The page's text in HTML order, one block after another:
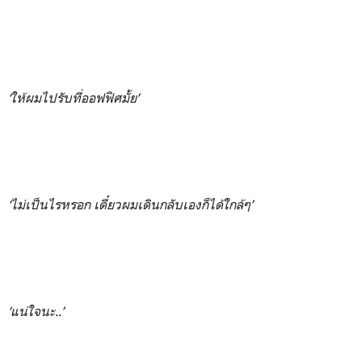
‘ให้ผมไปรับที่ออฟฟิศมั้ย’
‘ไม่เป็นไรหรอก เดี๋ยวผมเดินกลับเองก็ได้ใกล้ๆ’
‘แน่ใจนะ..’